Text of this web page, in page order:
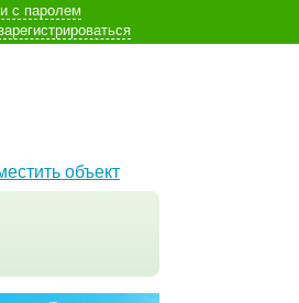
с паролем
объект